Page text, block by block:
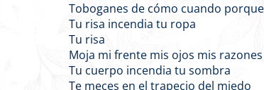
Toboganes de cómo cuando
Tu risa incendia tu ropa
Tu risa
Moja mi frente mis ojos mis razones
Tu cuerpo incendia tu sombra
Te meces en el trapecio del miedo